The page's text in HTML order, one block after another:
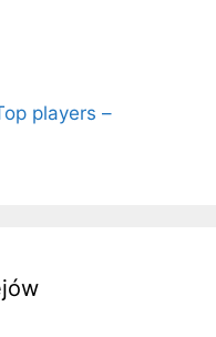
players –